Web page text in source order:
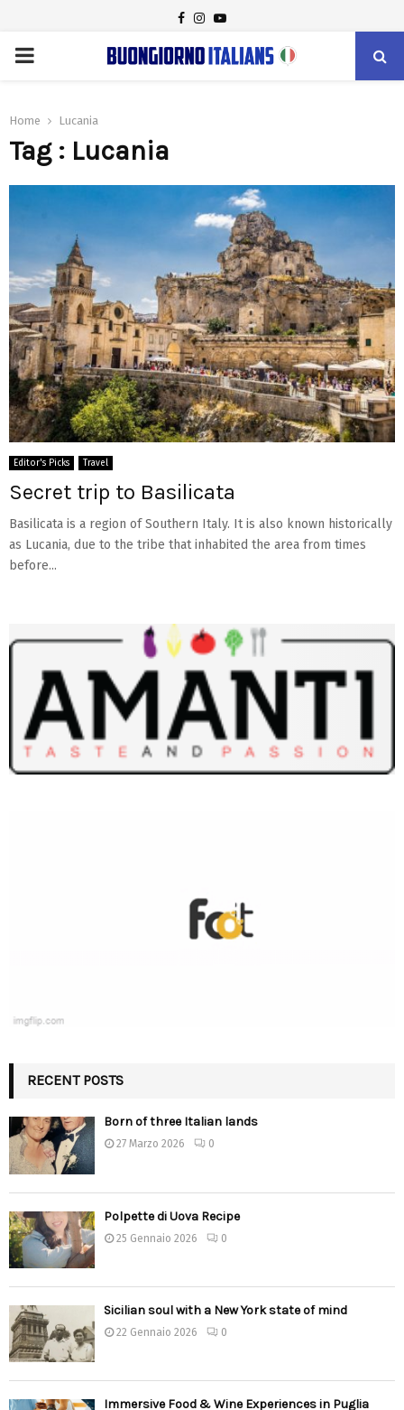
FACEBOOK
INSTAGRAM
YOUTUBE
PRIMARY
Home Lucania
Tag : Lucania
Editor's Picks Travel
Secret trip to Basilicata
Basilicata is a region of Southern Italy. It is also known historically
as Lucania, due to the tribe that inhabited the area from times
before...
RECENT POSTS
Born of three Italian lands
27 Marzo 2026 0
Polpette di Uova Recipe
25 Gennaio 2026 0
Sicilian soul with a New York state of mind
22 Gennaio 2026 0
Immersive Food & Wine Experiences in Puglia